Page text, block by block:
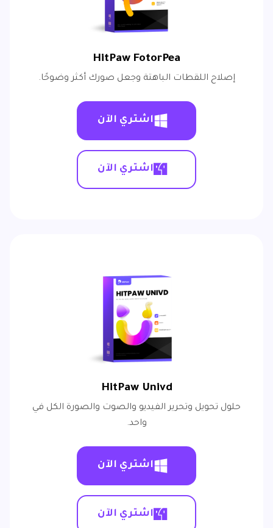
HitPaw FotorPea
إصلاح اللقطات الباهتة وجعل صورك أكثر وضوحًا.
اشتري الآن
اشتري الآن
HitPaw Univd
حلول تحويل وتحرير الفيديو والصوت والصورة الكل في
واحد.
اشتري الآن
اشتري الآن